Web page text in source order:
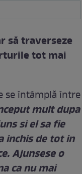
să traverseze
tot mai
se întâmplă între
mult dupa
si el sa fie
inchis de tot in
Ajunsese o
ca nu mai